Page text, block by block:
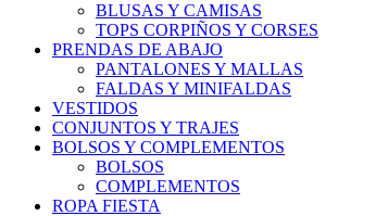
BLUSAS Y CAMISAS
TOPS CORPIÑOS Y CORSES
PRENDAS DE ABAJO
PANTALONES Y MALLAS
FALDAS Y MINIFALDAS
VESTIDOS
CONJUNTOS Y TRAJES
BOLSOS Y COMPLEMENTOS
BOLSOS
COMPLEMENTOS
ROPA FIESTA